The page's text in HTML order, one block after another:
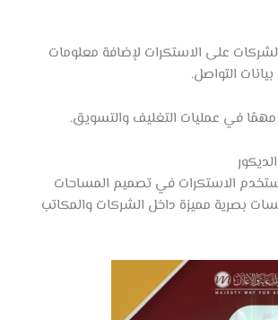
على الاستكرات لإضافة معلومات
التواصل.
مهمًا في عمليات التغليف والتسويق.
الاستكرات في تصميم المساحات
بصرية مميزة داخل الشركات والمكاتب